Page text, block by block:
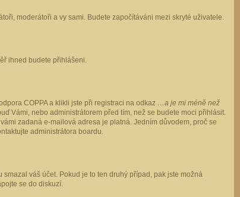
moderátoři a vy sami. Budete započítáváni mezi skryté uživatele.
ihned budete přihlášeni.
COPPA a klikli jste při registraci na odkaz …a je mi méně než
Vámi, nebo administrátorem před tím, než se budete moci přihlásit.
zadaná e-mailová adresa je platná. Jedním důvodem, proč se
administrátora boardu.
váš účet. Pokud je to ten druhý případ, pak jste možná
se do diskuzí.